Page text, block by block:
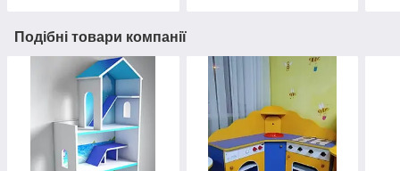
Подібні товари компанії